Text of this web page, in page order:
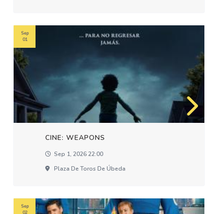
CINE: WEAPONS
Sep 1, 2026 22:00
Plaza De Toros De Úbeda
Sep
01
Sep
02